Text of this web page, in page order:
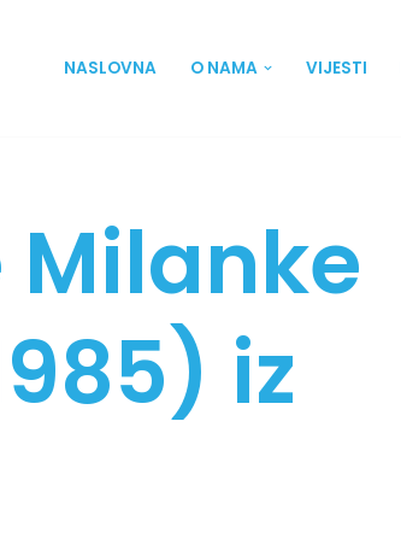
NASLOVNA O NAMA VIJESTI
Milanke
iz